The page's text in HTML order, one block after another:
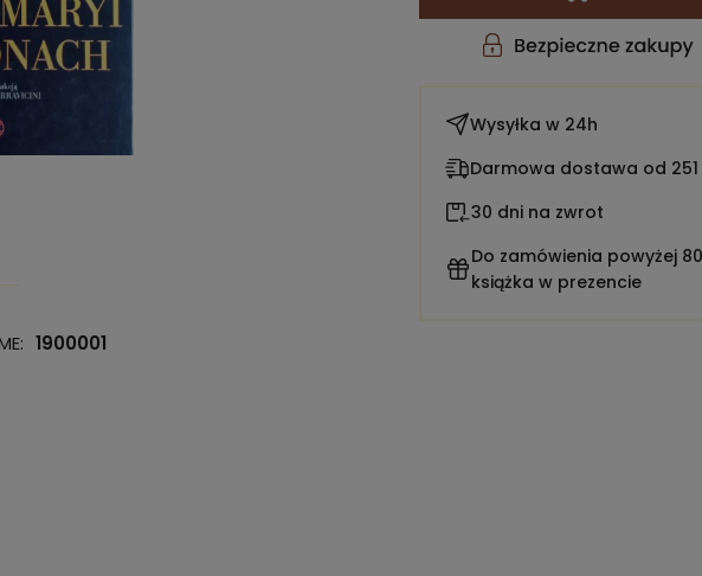
1900001
Wysyłka w 24h
Darmowa dostawa od 251
30 dni na zwrot
Do zamówienia powyżej
książka w prezencie